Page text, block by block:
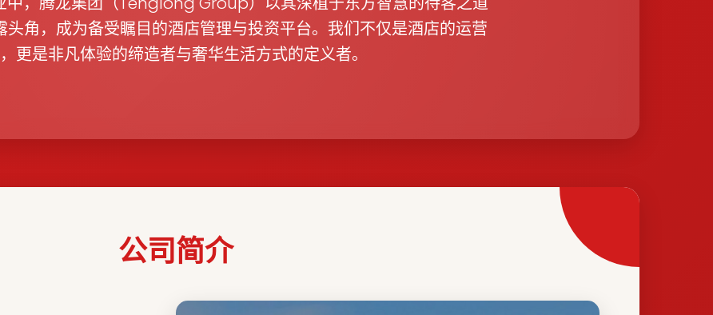
头角，成为备受瞩目的酒店管理与投资平台。我们不仅是酒店的运营
更是非凡体验的缔造者与奢华生活方式的定义者。
公司简介